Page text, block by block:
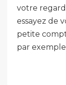
votre
essayez de
petite
par exemple